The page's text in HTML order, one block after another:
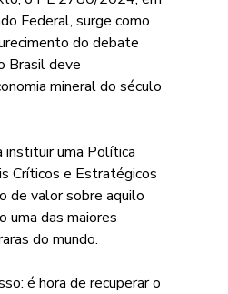
Federal, surge como
do debate
Brasil deve
mineral do século
Críticos e Estratégicos
de valor sobre aquilo
uma das maiores
do mundo.